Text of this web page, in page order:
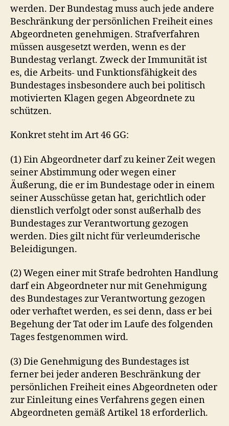
werden. Der Bundestag muss auch jede andere
Beschränkung der persönlichen Freiheit eines
Abgeordneten genehmigen. Strafverfahren
müssen ausgesetzt werden, wenn es der
Bundestag verlangt. Zweck der Immunität ist
es, die Arbeits- und Funktionsfähigkeit des
Bundestages insbesondere auch bei politisch
motivierten Klagen gegen Abgeordnete zu
schützen.
Konkret steht im Art 46 GG:
(1) Ein Abgeordneter darf zu keiner Zeit wegen
seiner Abstimmung oder wegen einer
Äußerung, die er im Bundestage oder in einem
seiner Ausschüsse getan hat, gerichtlich oder
dienstlich verfolgt oder sonst außerhalb des
Bundestages zur Verantwortung gezogen
werden. Dies gilt nicht für verleumderische
Beleidigungen.
(2) Wegen einer mit Strafe bedrohten Handlung
darf ein Abgeordneter nur mit Genehmigung
des Bundestages zur Verantwortung gezogen
oder verhaftet werden, es sei denn, dass er bei
Begehung der Tat oder im Laufe des folgenden
Tages festgenommen wird.
(3) Die Genehmigung des Bundestages ist
ferner bei jeder anderen Beschränkung der
persönlichen Freiheit eines Abgeordneten oder
zur Einleitung eines Verfahrens gegen einen
Abgeordneten gemäß Artikel 18 erforderlich.